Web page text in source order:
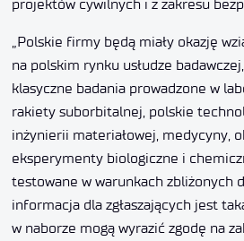
projektów cywilnych i z zakresu
„Polskie firmy będą miały okazję
na polskim rynku usłudze
klasyczne badania prowadzone w
rakiety suborbitalnej, polskie
inżynierii materiałowej, medycyny,
eksperymenty biologiczne i
testowane w warunkach zbliżonych
informacja dla zgłaszających jest
w naborze mogą wyrazić zgodę na